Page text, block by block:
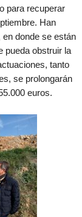
para recuperar
Han
donde se están
pueda obstruir la
tanto
se prolongarán
euros.